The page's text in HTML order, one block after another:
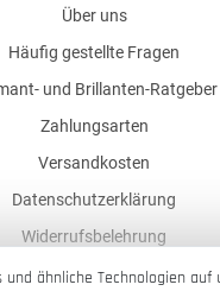
Über uns
Häufig gestellte Fragen
und Brillanten-Ratgeber
Zahlungsarten
Versandkosten
Datenschutzerklärung
Widerrufsbelehrung
AGB
und ähnliche Technologien auf